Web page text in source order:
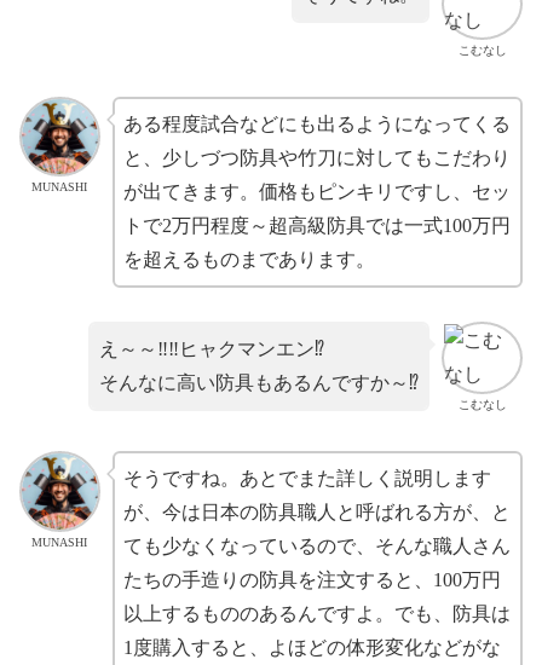
こむなし
MUNASHI
ある程度試合などにも出るようになってくる
と、少しづつ防具や竹刀に対してもこだわり
が出てきます。価格もピンキリですし、セッ
トで2万円程度～超高級防具では一式100万円
を超えるものまであります。
こむなし
え～～‼‼ヒャクマンエン⁉
そんなに高い防具もあるんですか～⁉
MUNASHI
そうですね。あとでまた詳しく説明します
が、今は日本の防具職人と呼ばれる方が、と
ても少なくなっているので、そんな職人さん
たちの手造りの防具を注文すると、100万円
以上するもののあるんですよ。でも、防具は
1度購入すると、よほどの体形変化などがな